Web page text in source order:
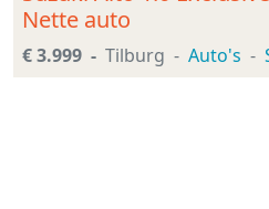
Nette auto
€ 3.999 Tilburg Auto's